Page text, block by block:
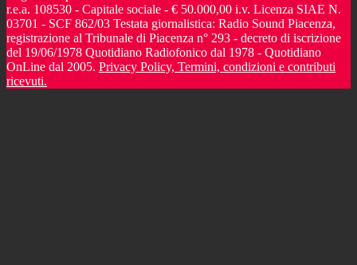
r.e.a. 108530 - Capitale sociale - € 50.000,00 i.v. Licenza SIAE N.
03701 - SCF 862/03 Testata giornalistica: Radio Sound Piacenza,
registrazione al Tribunale di Piacenza n° 293 - decreto di iscrizione
del 19/06/1978 Quotidiano Radiofonico dal 1978 - Quotidiano
OnLine dal 2005. Privacy Policy, Termini, condizioni e contributi
ricevuti.